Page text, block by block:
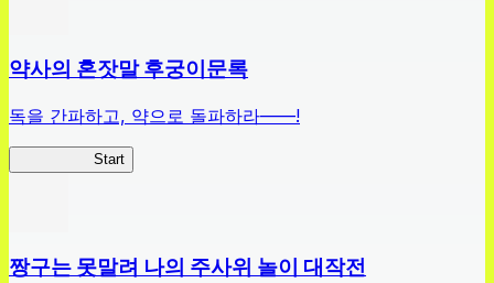
약사의 혼잣말 후궁이문록
독을 간파하고, 약으로 돌파하라——!
Start
짱구는 못말려 나의 주사위 놀이 대작전